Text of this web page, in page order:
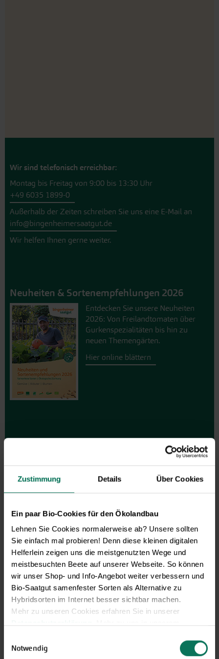
Zustimmung Details Über Cookies
Ein paar Bio-Cookies für den Ökolandbau
Lehnen Sie Cookies normalerweise ab? Unsere sollten
Sie einfach mal probieren! Denn diese kleinen digitalen
Helferlein zeigen uns die meistgenutzten Wege und
meistbesuchten Beete auf unserer Webseite. So können
wir unser Shop- und Info-Angebot weiter verbessern und
Bio-Saatgut samenfester Sorten als Alternative zu
Hybridsorten im Internet besser sichtbar machen.
Mehr zu unseren Cookies erfahren Sie in unserer
Sie können Ihre Einwilligung unter dem Link Cookie-
Notwendig
Wir sind telefonisch erreichbar:
Montag bis Freitag von 9:00 bis 13:30 Uhr
+49 6035 1899-0
Außerhalb der Zeiten schreiben Sie uns eine E-Mail an
info@bingenheimersaatgut.de
Wir helfen Ihnen gerne weiter.
Neuheiten & Sortenempfehlungen 2026
Entdecken Sie unsere Neuheiten
2026: Von Freilandtomaten über
Gurkenspezialitäten bis hin zu
neuen Themengärten.
Hier online blättern
erhalten Sie aktuelle Informationen
und hilfreiche Tipps und Tricks für
Ihren Hobbygarten und Balkon.
Hier kostenlos anmelden
Gemüse